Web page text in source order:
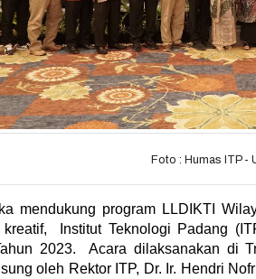
Foto : Humas ITP -
mendukung program LLDIKTI
Institut Teknologi Padang
2023. Acara dilaksanakan di
oleh Rektor ITP, Dr. Ir. Hendri